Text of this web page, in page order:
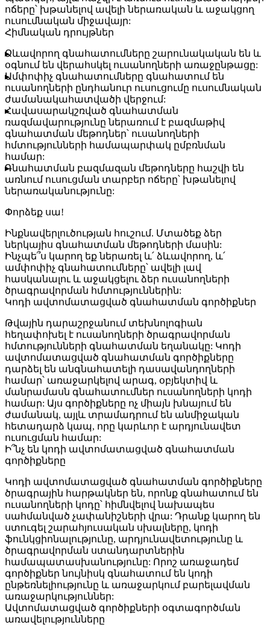
ոճերը՝ խթանելով ավելի ներառական և աջակցող
ուսումնական միջավայր:
Հիմնական դրույթներ
Ձևավորող գնահատումները շարունակական են և
օգնում են վերահսկել ուսանողների առաջընթացը:
Ամփոփիչ գնահատումները գնահատում են
ուսանողների ընդհանուր ուսուցումը ուսումնական
ժամանակահատվածի վերջում:
Հավասարակշռված գնահատման
ռազմավարությունը ներառում է բազմաթիվ
գնահատման մեթոդներ՝ ուսանողների
հմտությունների համապարփակ ըմբռնման
համար:
Գնահատման բազմազան մեթոդները հաշվի են
առնում ուսուցման տարբեր ոճերը՝ խթանելով
ներառականությունը:
Փորձեք սա!
Ինքնավերլուծության հուշում. Մտածեք ձեր
ներկայիս գնահատման մեթոդների մասին:
Ինչպե՞ս կարող եք ներառել և՛ ձևավորող, և՛
ամփոփիչ գնահատումները՝ ավելի լավ
հասկանալու և աջակցելու ձեր ուսանողների
ծրագրավորման հմտություններին:
Կոդի ավտոմատացված գնահատման գործիքներ
Թվային դարաշրջանում տեխնոլոգիան
հեղափոխել է ուսանողների ծրագրավորման
հմտությունների գնահատման եղանակը: Կոդի
ավտոմատացված գնահատման գործիքները
դարձել են անգնահատելի դասավանդողների
համար՝ առաջարկելով արագ, օբյեկտիվ և
մանրամասն գնահատումներ ուսանողների կոդի
համար: Այս գործիքները ոչ միայն խնայում են
ժամանակ, այլև տրամադրում են անմիջական
հետադարձ կապ, որը կարևոր է արդյունավետ
ուսուցման համար:
Ի՞նչ են կոդի ավտոմատացված գնահատման
գործիքները
Կոդի ավտոմատացված գնահատման գործիքները
ծրագրային հարթակներ են, որոնք գնահատում են
ուսանողների կոդը՝ հիմնվելով նախապես
սահմանված չափանիշների վրա: Դրանք կարող են
ստուգել շարահյուսական սխալները, կոդի
ֆունկցիոնալությունը, արդյունավետությունը և
ծրագրավորման ստանդարտներին
համապատասխանությունը: Որոշ առաջադեմ
գործիքներ նույնիսկ գնահատում են կոդի
ընթեռնելիությունը և առաջարկում բարելավման
առաջարկություններ:
Ավտոմատացված գործիքների օգտագործման
առավելությունները